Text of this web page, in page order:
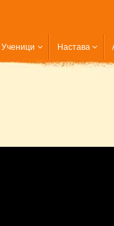
Ученици Настава